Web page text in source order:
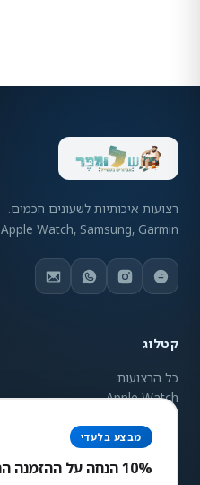
רצועות איכותיות לשעונים חכמים.
Apple Watch, Samsung, Garmin ועוד.
קטלוג
כל הרצועות
Apple Watch
Samsung Galaxy
Garmin
ניגודיות צבעים
גבוה הפוך אפור
מבצע בלעדי
10% הנחה על ההזמנה הראשונה